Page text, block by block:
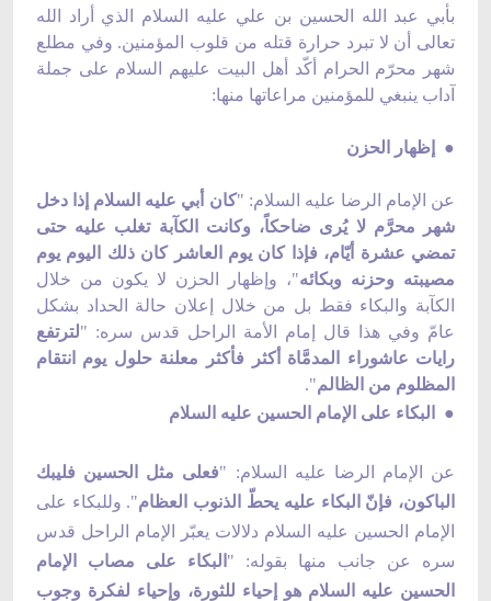
بأبي عبد الله الحسين بن علي عليه السلام الذي أراد الله
تعالى أن لا تبرد حرارة قتله من قلوب المؤمنين. وفي مطلع
شهر محرّم الحرام أكّد أهل البيت عليهم السلام على جملة
آداب ينبغي للمؤمنين مراعاتها منها:
● إظهار الحزن
عن الإمام الرضا عليه السلام: "كان أبي عليه السلام إذا دخل
شهر محرَّم لا يُرى ضاحكاً، وكانت الكآبة تغلب عليه حتى
تمضي عشرة أيّام، فإذا كان يوم العاشر كان ذلك اليوم يوم
مصيبته وحزنه وبكائه"، وإظهار الحزن لا يكون من خلال
الكآبة والبكاء فقط بل من خلال إعلان حالة الحداد بشكل
عامّ وفي هذا قال إمام الأمة الراحل قدس سره: "لترتفع
رايات عاشوراء المدمَّاة أكثر فأكثر معلنة حلول يوم انتقام
المظلوم من الظالم".
● البكاء على الإمام الحسين عليه السلام
عن الإمام الرضا عليه السلام: "فعلى مثل الحسين فليبك
الباكون، فإنّ البكاء عليه يحطّ الذنوب العظام". وللبكاء على
الإمام الحسين عليه السلام دلالات يعبّر الإمام الراحل قدس
سره عن جانب منها بقوله: " البكاء على مصاب الإمام
الحسين عليه السلام هو إحياء للثورة، وإحياء لفكرة وجوب